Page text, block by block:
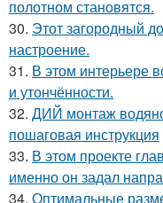
полотном становятся.
30. Этот загородный
настроение.
31. В этом интерьере
и утончённости.
32. ДИЙ монтаж
пошаговая инструкция
33. В этом проекте
именно он задал
34. Оптимальные